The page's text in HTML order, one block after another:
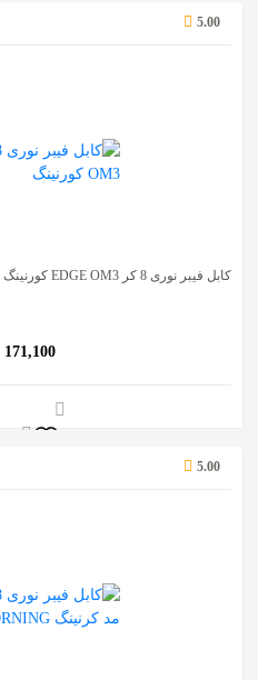
5.00
کابل فیبر نوری 8 کر EDGE OM3 کورنینگ
171,100
5.00